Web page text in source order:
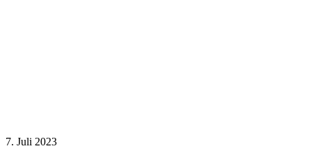
7. Juli 2023